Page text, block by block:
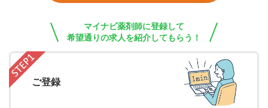
マイナビ薬剤師に登録して
希望通りの求人を紹介してもらう！
ご登録